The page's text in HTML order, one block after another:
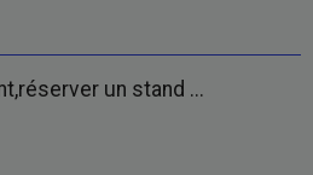
un stand ...